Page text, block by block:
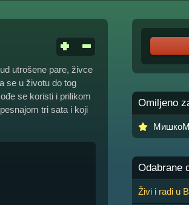
utrošene pare, živce
se u životu do tog
se koristi i prilikom
tri sata i koji
Omiljeno
Odabrane
Živi i radi u